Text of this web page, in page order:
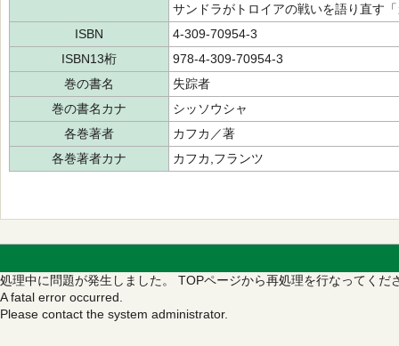
サンドラがトロイアの戦いを語り直す
ISBN
4-309-70954-3
ISBN13桁
978-4-309-70954-3
巻の書名
失踪者
巻の書名カナ
シッソウシャ
各巻著者
カフカ／著
各巻著者カナ
カフカ,フランツ
処理中に問題が発生しました。 TOPページから再処理を行なってくだ
A fatal error occurred.
Please contact the system administrator.